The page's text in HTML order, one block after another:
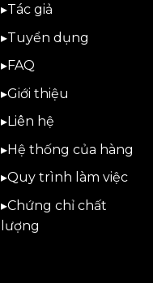
▸Tác giả
▸Tuyển dụng
▸FAQ
▸Giới thiệu
▸Liên hệ
▸Hệ thống của hàng
▸Quy trình làm việc
▸Chứng chỉ chất
lượng